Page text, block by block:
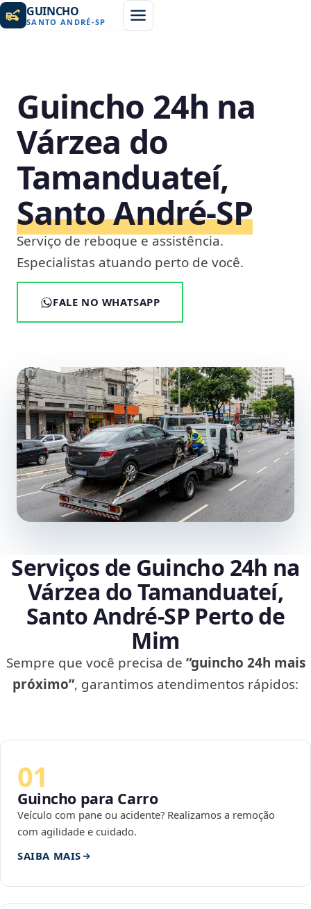
GUINCHO
SANTO ANDRÉ-SP
Guincho 24h na
Várzea do
Tamanduateí,
Santo André‑SP
Serviço de reboque e assistência.
Especialistas atuando perto de você.
FALE NO WHATSAPP
Serviços de Guincho 24h na
Várzea do Tamanduateí,
Santo André‑SP Perto de
Mim
Sempre que você precisa de “guincho 24h mais
próximo”, garantimos atendimentos rápidos:
01
Guincho para Carro
Veículo com pane ou acidente? Realizamos a remoção
com agilidade e cuidado.
SAIBA MAIS